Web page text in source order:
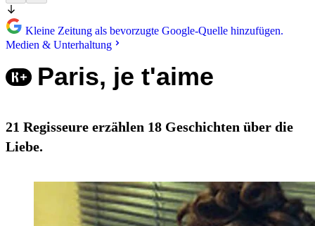
Kleine Zeitung als bevorzugte Google-Quelle hinzufügen.
Medien & Unterhaltung
Paris, je t'aime
21 Regisseure erzählen 18 Geschichten über die
Liebe.